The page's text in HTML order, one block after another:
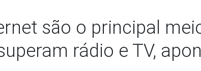
são o principal
rádio e TV,